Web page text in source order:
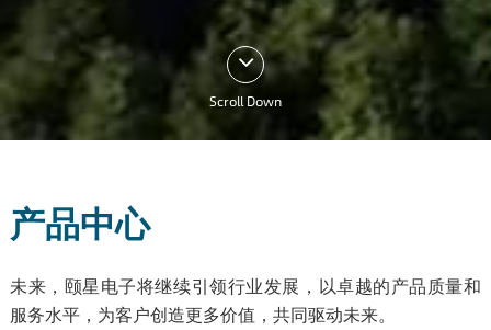
Scroll Down
产品中心
未来，颐星电子将继续引领行业发展，以卓越的产品质量和
服务水平，为客户创造更多价值，共同驱动未来。